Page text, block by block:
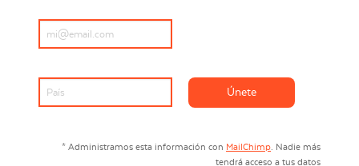
* Administramos esta información con MailChimp. Nadie más
tendrá acceso a tus datos